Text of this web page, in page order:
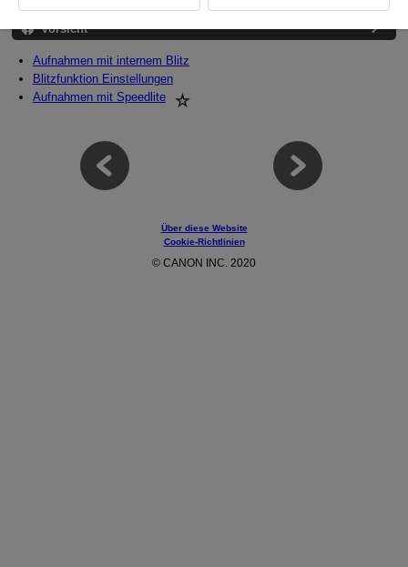
Vorsicht
Aufnahmen mit internem Blitz
Blitzfunktion Einstellungen
Aufnahmen mit Speedlite
Über diese Website
Cookie-Richtlinien
© CANON INC. 2020